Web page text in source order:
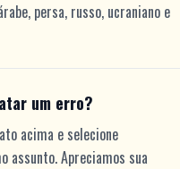
persa, russo, ucraniano e
um erro?
acima e selecione
assunto. Apreciamos sua